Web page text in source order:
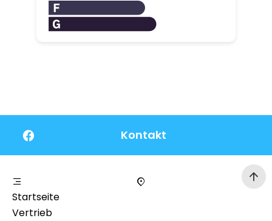
Kontakt
Startseite
Vertrieb